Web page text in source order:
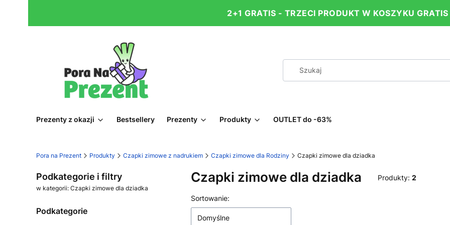
2+1 GRATIS - TRZECI PRODUKT W KOSZYKU GRATIS
Prezenty z okazji Bestsellery Prezenty Produkty OUTLET do -63%
Pora na Prezent Produkty Czapki zimowe z nadrukiem Czapki zimowe dla Rodziny Czapki zimowe dla dziadka
Podkategorie i filtry
w kategorii: Czapki zimowe dla dziadka
Podkategorie
Czapki zimowe dla dziadka Produkty: 2
Lista produktów
Sortowanie:
Domyślne